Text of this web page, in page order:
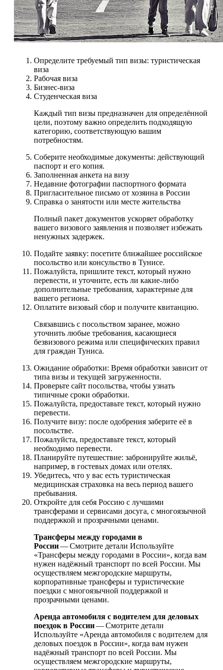
Определите требуемый тип визы: туристическая
виза
Рабочая виза
Бизнес-виза
Студенческая виза
Каждый тип визы предназначен для определённой
цели, поэтому важно определить подходящую
категорию, соответствующую вашим
потребностям.
Соберите необходимые документы: действующий
паспорт и его копия.
Заполненная анкета на визу
Недавние фотографии паспортного формата
Пригласительное письмо от хозяина в России
Справка о занятости или месте жительства
Полный пакет документов ускоряет обработку
вашего визового заявления и позволяет избежать
ненужных задержек.
Подайте заявку: посетите ближайшее российское
посольство или консульство в Тунисе.
Пожалуйста, пришлите текст, который нужно
перевести, и уточните, есть ли какие-либо
дополнительные требования, характерные для
вашего региона.
Оплатите визовый сбор и получите квитанцию.
Связавшись с посольством заранее, можно
уточнить любые требования, касающиеся
безвизового режима или специфических правил
для граждан Туниса.
Ожидание обработки: Время обработки зависит от
типа визы и текущей загруженности.
Проверьте сайт посольства, чтобы узнать
типичные сроки обработки.
Пожалуйста, предоставьте текст, который нужно
перевести.
Получите визу: после одобрения заберите её в
посольстве.
Пожалуйста, предоставьте текст, который
необходимо перевести.
Планируйте путешествие: забронируйте жильё,
например, в гостевых домах или отелях.
Убедитесь, что у вас есть туристическая
медицинская страховка на весь период вашего
пребывания.
Откройте для себя Россию с лучшими
трансферами и сервисами досуга, с многоязычной
поддержкой и прозрачными ценами.
Трансферы между городами в
России— Смотрите детали Используйте
«Трансферы между городами в России», когда вам
нужен надёжный транспорт по всей России. Мы
осуществляем межгородские маршруты,
корпоративные трансферы и туристические
поездки с многоязычной поддержкой и
прозрачными ценами.
Аренда автомобиля с водителем для деловых
поездок в России— Смотрите детали
Используйте «Аренда автомобиля с водителем для
деловых поездок в России», когда вам нужен
надёжный транспорт по всей России. Мы
осуществляем межгородские маршруты,